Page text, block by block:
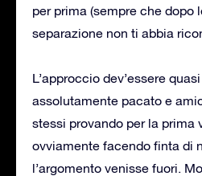
per prima (sempre che dopo
separazione non ti abbia
L’approccio dev’essere
assolutamente pacato e
stessi provando per la prima
ovviamente facendo finta di
l’argomento venisse fuori.